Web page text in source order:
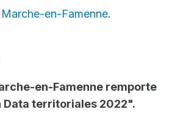
en-Famenne.
en-Famenne remporte
Data territoriales 2022".